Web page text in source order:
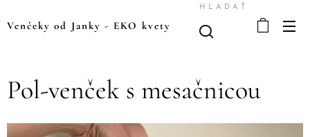
Venčeky od Janky - EKO kvety
HĽADAŤ
Pol-venček s mesačnicou